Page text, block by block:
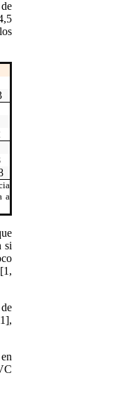
a
si